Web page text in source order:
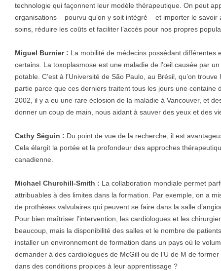
technologie qui façonnent leur modèle thérapeutique. On peut
organisations – pourvu qu’on y soit intégré – et importer le
soins, réduire les coûts et faciliter l’accès pour nos propres
Miguel Burnier : La mobilité de médecins possédant différentes
certains. La toxoplasmose est une maladie de l’œil causée par un
potable. C’est à l’Université de São Paulo, au Brésil, qu’on
partie parce que ces derniers traitent tous les jours une centaine
2002, il y a eu une rare éclosion de la maladie à Vancouver, et
donner un coup de main, nous aidant à sauver des yeux et des
Cathy Séguin : Du point de vue de la recherche, il est
Cela élargit la portée et la profondeur des approches
canadienne.
Michael Churchill-Smith : La collaboration mondiale permet
attribuables à des limites dans la formation. Par exemple, on a
de prothèses valvulaires qui peuvent se faire dans la salle
Pour bien maîtriser l’intervention, les cardiologues et les
beaucoup, mais la disponibilité des salles et le nombre de
installer un environnement de formation dans un pays où le
demander à des cardiologues de McGill ou de l’U de M de
dans des conditions propices à leur apprentissage ?